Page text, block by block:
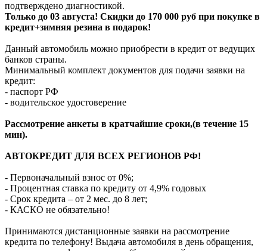
подтверждено диагностикой.
Только до 03 августа! Скидки до 170 000 руб при покупке в
кредит+зимняя резина в подарок!
Данный автомобиль можно приобрести в кредит от ведущих
банков страны.
Минимальный комплект документов для подачи заявки на
кредит:
- паспорт РФ
- водительское удостоверение
Рассмотрение анкеты в кратчайшие сроки,(в течение 15
мин).
АВТОКРЕДИТ ДЛЯ ВСЕХ РЕГИОНОВ РФ!
- Первоначальный взнос от 0%;
- Процентная ставка по кредиту от 4,9% годовых
- Срок кредита – от 2 мес. до 8 лет;
- КАСКО не обязательно!
Принимаются дистанционные заявки на рассмотрение
кредита по телефону! Выдача автомобиля в день обращения,